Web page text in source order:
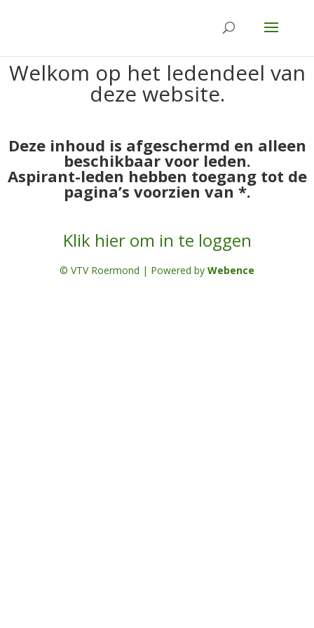
Welkom op het ledendeel van
deze website.
Deze inhoud is afgeschermd en alleen
beschikbaar voor leden.
Aspirant-leden hebben toegang tot de
pagina’s voorzien van *.
Klik hier om in te loggen
© VTV Roermond | Powered by Webence